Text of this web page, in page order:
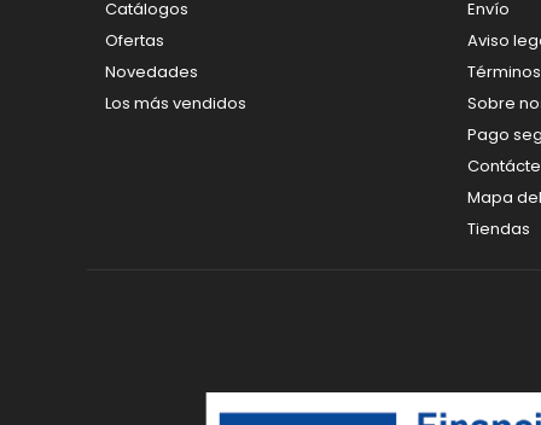
Catálogos
Ofertas
Novedades
Los más vendidos
Envío
Aviso
Sobre
Pago
Mapa
Tiendas